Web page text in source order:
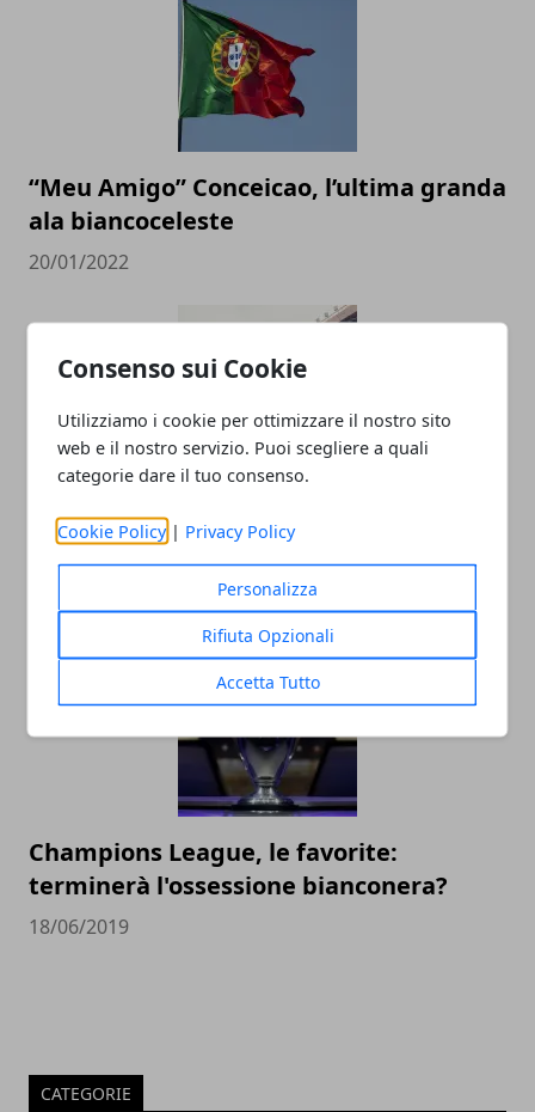
Consenso sui Cookie
Utilizziamo i cookie per ottimizzare il nostro sito
web e il nostro servizio. Puoi scegliere a quali
categorie dare il tuo consenso.
Cookie Policy | Privacy Policy
Personalizza
Rifiuta Opzionali
Accetta Tutto
“Meu Amigo” Conceicao, l’ultima granda
ala biancoceleste
20/01/2022
Le imprese più grandi nel calcio
dilettantistico in Italia
Champions League, le favorite:
terminerà l'ossessione bianconera?
18/06/2019
CATEGORIE